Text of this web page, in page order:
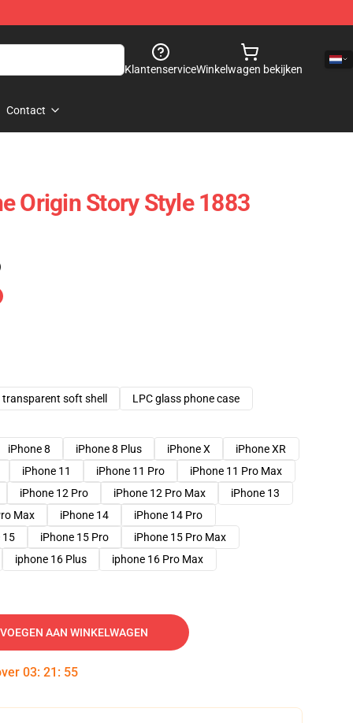
KlantenserviceWinkelwagen bekijken
Contact
Origin Story Style 1883
transparent soft shell
LPC glass phone case
iPhone 8 iPhone 8 Plus iPhone X
iPhone XR
iPhone 11 iPhone 11 Pro
iPhone 11 Pro Max
iPhone 12 Pro iPhone 12 Pro Max
iPhone 13
Max iPhone 14
iPhone 14 Pro
15 iPhone 15 Pro
iPhone 15 Pro Max
iphone 16 Plus iphone 16 Pro Max
AAN WINKELWAGEN
03: 21 : 54